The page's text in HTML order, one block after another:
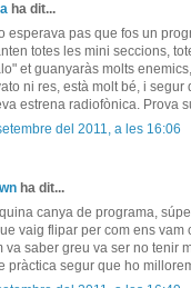
ha dit...
esperava pas que fos un
totes les mini seccions,
et guanyaràs molts
ni res, està molt bé, i
estrena radiofònica. Prova
del 2011, a les 16:06
ha dit...
canya de programa,
vaig flipar per com ens
va saber greu va ser no tenir
pràctica segur que ho